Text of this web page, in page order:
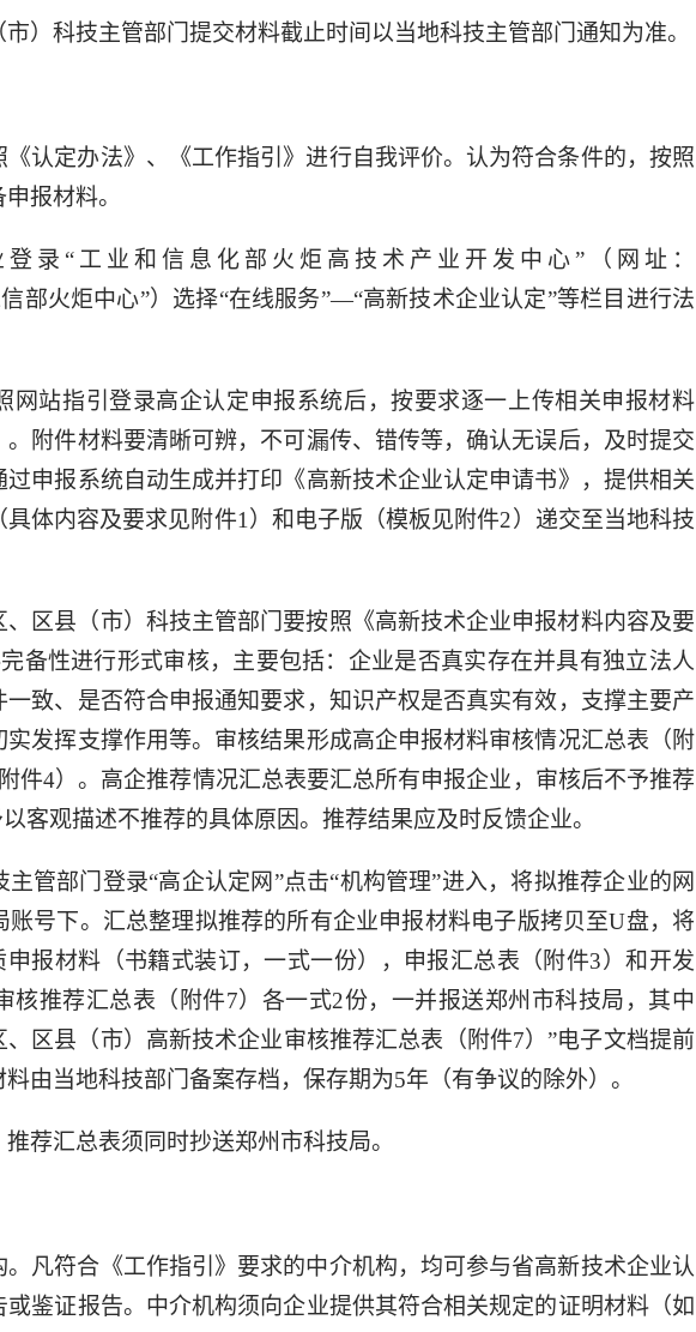
）科技主管部门提交材料截止时间以当地科技主管部门通知为准。
《认定办法》、《工作指引》进行自我评价。认为符合条件的，按照
报材料。
登录“工业和信息化部火炬高技术产业开发中心”（网址：
部火炬中心”）选择“在线服务”—“高新技术企业认定”等栏目进行法
网站指引登录高企认定申报系统后，按要求逐一上传相关申报材料
。附件材料要清晰可辨，不可漏传、错传等，确认无误后，及时提交
申报系统自动生成并打印《高新技术企业认定申请书》，提供相关
体内容及要求见附件1）和电子版（模板见附件2）递交至当地科技
、区县（市）科技主管部门要按照《高新技术企业申报材料内容及要
备性进行形式审核，主要包括：企业是否真实存在并具有独立法人
致、是否符合申报通知要求，知识产权是否真实有效，支撑主要产
发挥支撑作用等。审核结果形成高企申报材料审核情况汇总表（附
件4）。高企推荐情况汇总表要汇总所有申报企业，审核后不予推荐
客观描述不推荐的具体原因。推荐结果应及时反馈企业。
管部门登录“高企认定网”点击“机构管理”进入，将拟推荐企业的网
账号下。汇总整理拟推荐的所有企业申报材料电子版拷贝至U盘，将
报材料（书籍式装订，一式一份），申报汇总表（附件3）和开发
核推荐汇总表（附件7）各一式2份，一并报送郑州市科技局，其中
区县（市）高新技术企业审核推荐汇总表（附件7）”电子文档提前
由当地科技部门备案存档，保存期为5年（有争议的除外）。
荐汇总表须同时抄送郑州市科技局。
凡符合《工作指引》要求的中介机构，均可参与省高新技术企业认
鉴证报告。中介机构须向企业提供其符合相关规定的证明材料（如